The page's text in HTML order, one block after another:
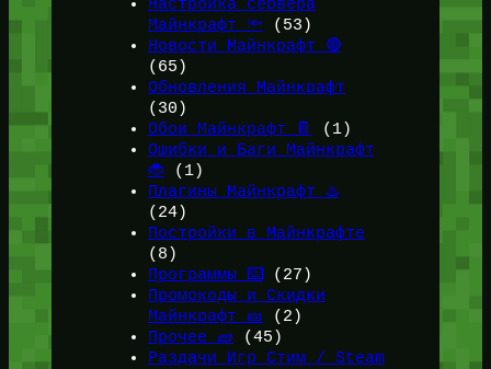
Настройка сервера
Майнкрафт 🔦 (53)
Новости Майнкрафт 🔴
(65)
Обновления Майнкрафт
(30)
Обои Майнкрафт 📔
(1)
Ошибки и Баги Майнкрафт
🐞(1)
Плагины Майнкрафт ♨️
(24)
Постройки в Майнкрафте
(8)
Программы ⌨️ (27)
Промокоды и Скидки
Майнкрафт 🎫
(2)
Прочее 🧱 (45)
Раздачи Игр Стим / Steam